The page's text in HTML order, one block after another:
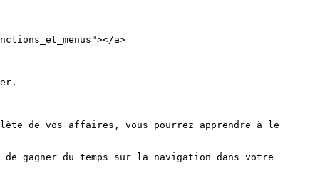
a>
de vos affaires, vous pourrez apprendre à le
gagner du temps sur la navigation dans votre